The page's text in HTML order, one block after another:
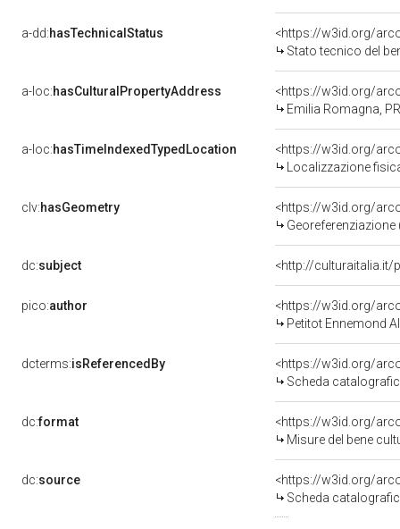
a-dd:hasTechnicalStatus
<https://w3id.org/
Stato tecnico del
a-loc:hasCulturalPropertyAddress
<https://w3id.org/
Emilia Romagna,
a-loc:hasTimeIndexedTypedLocation
<https://w3id.org/
Localizzazione
clv:hasGeometry
<https://w3id.org/
dc:subject <http://culturaitalia.it/
pico:author
<https://w3id.org/
Petitot Ennemond
dcterms:isReferencedBy
<https://w3id.org/
Scheda
dc:format
<https://w3id.org/
Misure del bene
dc:source
<https://w3id.org/
Scheda